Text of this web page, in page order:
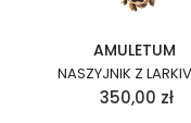
AMULETUM
NASZYJNIK Z
350,00 zł